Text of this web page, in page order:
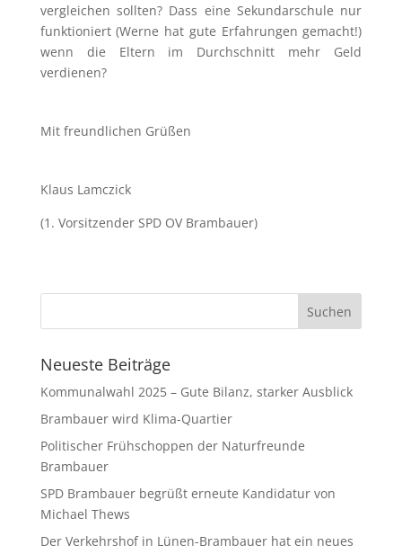
vergleichen sollten? Dass eine Sekundarschule nur
funktioniert (Werne hat gute Erfahrungen gemacht!)
wenn die Eltern im Durchschnitt mehr Geld
verdienen?
Mit freundlichen Grüßen
Klaus Lamczick
(1. Vorsitzender SPD OV Brambauer)
Neueste Beiträge
Kommunalwahl 2025 – Gute Bilanz, starker Ausblick
Brambauer wird Klima-Quartier
Politischer Frühschoppen der Naturfreunde
Brambauer
SPD Brambauer begrüßt erneute Kandidatur von
Michael Thews
Der Verkehrshof in Lünen-Brambauer hat ein neues